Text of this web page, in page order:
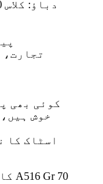
کوئی بھی
خوش
اسٹاک کا